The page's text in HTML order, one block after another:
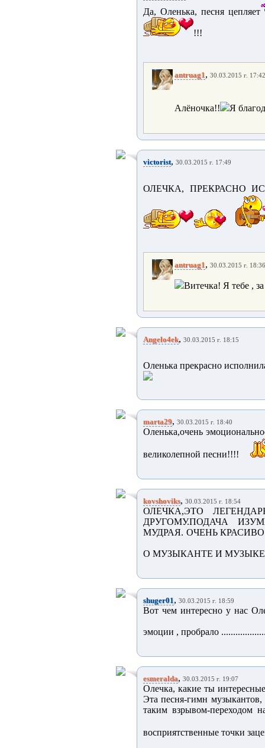
Да, Оленька, песня цепляет
!!!
antruag1, 30.03.2015 г. 17:42
Алёночка!! Я
victorist, 30.03.2015 г. 17:49
ОЛЕЧКА, ПРЕКРАСНО
antruag1, 30.03.2015 г. 18:36
Витечка! Я тебе ,
Angelo4ek, 30.03.2015 г. 18:15
Оленька прекрасно
marta29, 30.03.2015 г. 18:40
Оленька,очень
великолепной песни!!!!
kovshoviks, 30.03.2015 г. 18:54
ОЛЕЧКА,ЭТО
ДРУГОМУ.ПОДАЧА
МУДРАЯ. ОЧЕНЬ
О МУЗЫКАНТЕ И
shuger01, 30.03.2015 г. 18:59
Вот чем интересно у нас
эмоции , пробрало
esmeralda, 30.03.2015 г. 19:07
Олечка, какие ты
Эта песня-гимн музыкантов,
таким взрывом-переходом
восприятственные точки